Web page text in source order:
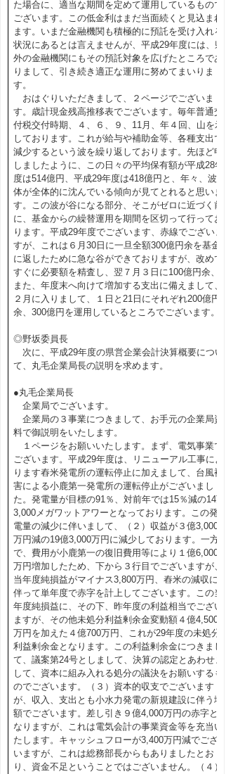
た場合に、適当な期間を定めて運用しているもので
ございます。この低金利はまだ当面続くと見込まれ
ます。いまだ金融機関も積極的に預託を受け入れる
状況にあるとは言えませんが、平成29年度には、県
外の金融機関にもその預託対象を広げたところであ
りまして、引き続き適正な運用に努めてまいりま
す。
おはぐりいただきまして、２ページでございま
す。歳計現金残高推移表でございます。毎年普通交
付税交付時期、４、６、９、11月、年４回、山を示
しております。これが給与や補助金等、各種支出で
減少するという波を繰り返しております。先ほど申
しましたように、この日々の平均保有額が平成28年
度は514億円、平成29年度は418億円と、年々、波自
体が全体的に沈んでいる傾向が見てとれると思いま
す。この波が谷になる部分、そこがゼロに近づく前
に、基金からの繰替運用を期間を区切って行ってお
ります。平成29年度でございます、赤線でございま
すが、これは６月30日に一旦全額300億円余を基金
に返したために急な谷ができておりますが、改めて
すぐに必要額を精査し、翌７月３日に100億円余、
また、年度末へ向けて増加する支出に備えまして、
２月に入りまして、１日と21日にそれぞれ200億円
余、300億円を運用しているところでございます。
◎野坂委員長
次に、平成29年度の県営企業会計決算概要につい
て、丸毛企業局長の説明を求めます。
●丸毛企業局長
企業局でございます。
企業局の３事業につきまして、お手元の企業局資
料で御説明をいたします。
１ページをお願いいたします。まず、電気事業で
ございます。平成29年度は、リニューアル工事によ
ります舂米発電所の運転停止に加えまして、台風被
害による小鹿第一発電所の運転停止がございまし
た。発電量が目標の91％、対前年では15％減の14万
3,000メガワットアワーとなっております。この発
電量の減少に伴いまして、（２）収益が３億3,000
万円減の19億3,000万円に減少しております。一方
で、費用が小鹿第一の復旧費用等により１億6,000
万円増加したため、下から３行目でございますが、
当年度純損益がマイナス3,800万円、舂米の減収に
伴って単年度で赤字を計上してございます。この当
年度純損益に、その下、昨年度の利益相当でござい
ますが、その他未処分利益剰余金変動額４億4,500
万円を加えた４億700万円、これが29年度の未処分
利益剰余金となります。この利益剰余金につきまし
て、議案第24号としまして、決算の認定とあわせま
して、資本に組み入れる処分の議決をお願いするも
のでございます。（３）資本的収支でございます
が、収入、支出とも小水力発電の新規建設に伴う増
額でございます。差し引き９億4,000万円の赤字と
なりますが、これは電気会計の事業資金等を充当い
たします。キャッシュフローが3,400万円減でござ
いますが、これは総務部長からもありましたとお
り、資金不足ということではございません。（４）